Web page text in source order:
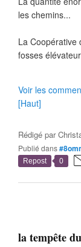
les chemins...
La Coopérative
fosses
Voir les
[Haut]
Rédigé par
Publié dans
Repost 0
la tempête